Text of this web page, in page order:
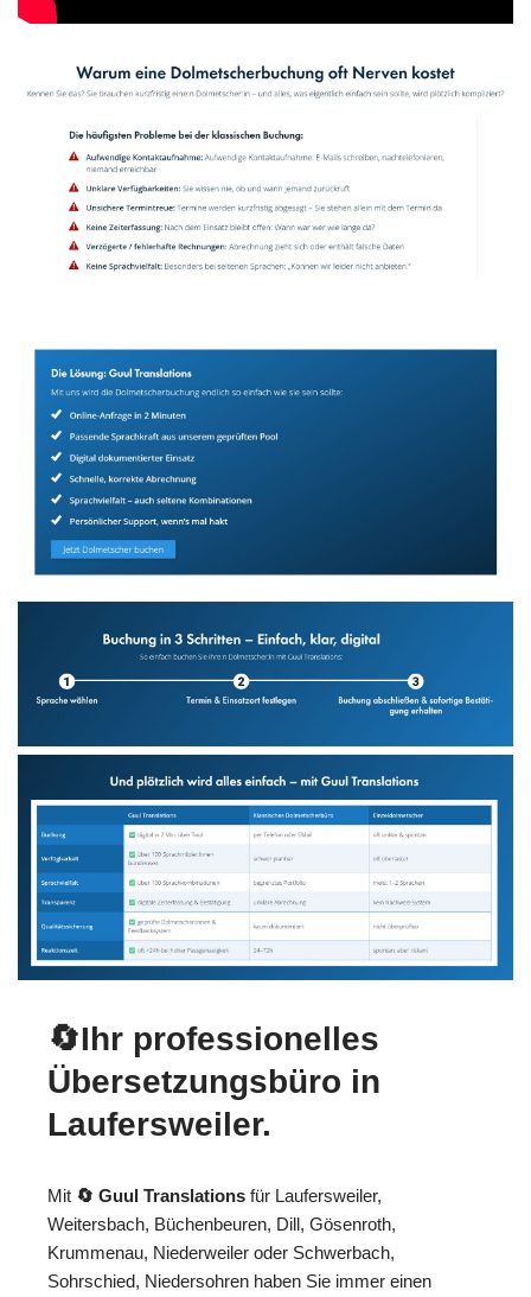
🔄Ihr professionelles
Übersetzungsbüro in
Laufersweiler.
Mit 🔄 Guul Translations für Laufersweiler,
Weitersbach, Büchenbeuren, Dill, Gösenroth,
Krummenau, Niederweiler oder Schwerbach,
Sohrschied, Niedersohren haben Sie immer einen